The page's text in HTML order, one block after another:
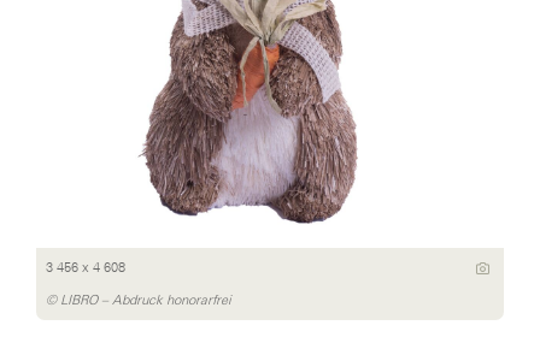
3 456 x 4 608
© LIBRO – Abdruck honorarfrei